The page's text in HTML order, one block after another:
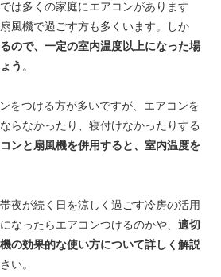
は多くの家庭にエアコンがあります
風機で過ごす方も多くいます。しか
ので、一定の室内温度以上になった場
う 。
をつける方が多いですが、エアコンを
らなかったり、寝付けなかったりする
ンと扇風機を併用すると、室内温度を
夜が続く日を涼しく過ごす冷房の活用
なったらエアコンつけるのかや、 適切
の効果的な使い方について詳しく解説
い。